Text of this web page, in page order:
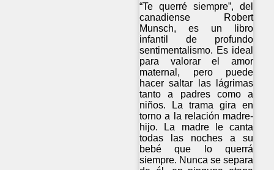
“Te querré siempre”, del
canadiense Robert
Munsch, es un libro
infantil de profundo
sentimentalismo. Es ideal
para valorar el amor
maternal, pero puede
hacer saltar las lágrimas
tanto a padres como a
niños. La trama gira en
torno a la relación madre-
hijo. La madre le canta
todas las noches a su
bebé que lo querrá
siempre. Nunca se separa